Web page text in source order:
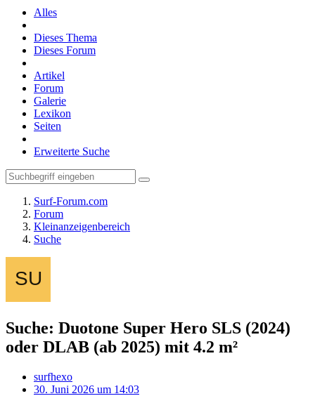
Alles
Dieses Thema
Dieses Forum
Artikel
Forum
Galerie
Lexikon
Seiten
Erweiterte Suche
Surf-Forum.com
Forum
Kleinanzeigenbereich
Suche
Suche: Duotone Super Hero SLS (2024)
oder DLAB (ab 2025) mit 4.2 m²
surfhexo
30. Juni 2026 um 14:03